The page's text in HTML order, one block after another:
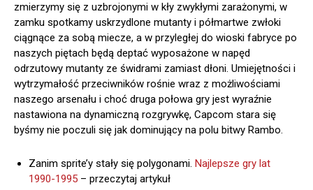
zmierzymy się z uzbrojonymi w kły zwykłymi zarażonymi, w
zamku spotkamy uskrzydlone mutanty i półmartwe zwłoki
ciągnące za sobą miecze, a w przyległej do wioski fabryce po
naszych piętach będą deptać wyposażone w napęd
odrzutowy mutanty ze świdrami zamiast dłoni. Umiejętności i
wytrzymałość przeciwników rośnie wraz z możliwościami
naszego arsenału i choć druga połowa gry jest wyraźnie
nastawiona na dynamiczną rozgrywkę, Capcom stara się
byśmy nie poczuli się jak dominujący na polu bitwy Rambo.
Zanim sprite’y stały się polygonami. Najlepsze gry lat
1990-1995 – przeczytaj artykuł